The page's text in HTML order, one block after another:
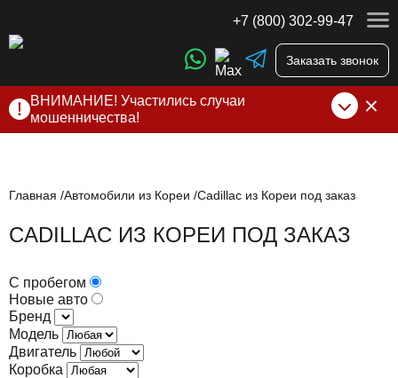
+7 (800) 302-99-47
Заказать звонок
ВНИМАНИЕ! Участились случаи
мошенничества!
нами по официальнымконтактам, указанным в соц сетях
Главная Автомобили из Кореи Cadillac из Кореи под заказ
CADILLAC ИЗ КОРЕИ ПОД ЗАКАЗ
С пробегом
Новые авто
Бренд
Модель
Двигатель
Коробка